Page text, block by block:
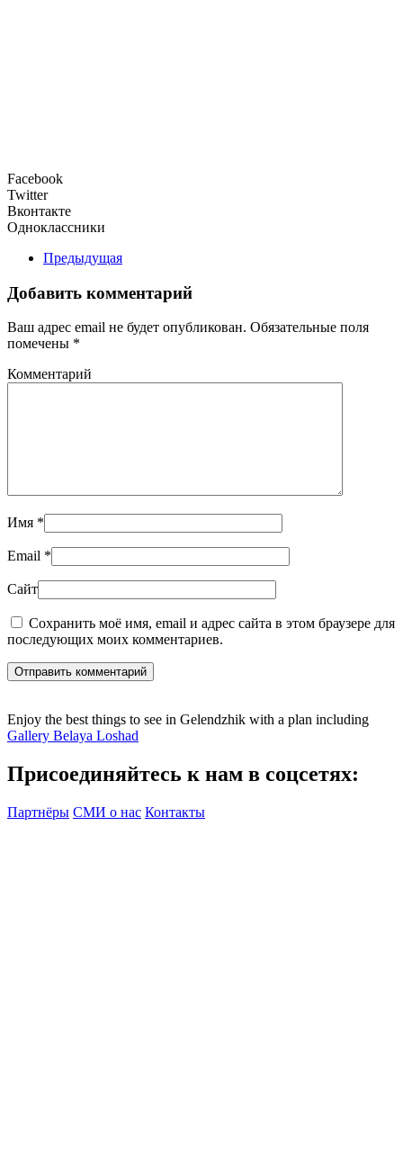
Facebook
Twitter
Вконтакте
Одноклассники
Предыдущая
Добавить комментарий
Ваш адрес email не будет опубликован. Обязательные поля
помечены *
Комментарий
Имя *
Email *
Сайт
Сохранить моё имя, email и адрес сайта в этом браузере для
последующих моих комментариев.
Отправить комментарий
Enjoy the best things to see in Gelendzhik with a plan including
Gallery Belaya Loshad
Присоединяйтесь к нам в соцсетях:
Партнёры СМИ о нас Контакты